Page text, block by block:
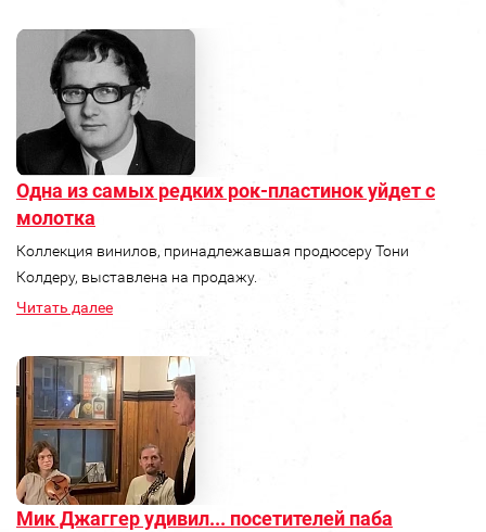
Одна из самых редких рок-пластинок уйдет с
молотка
Коллекция винилов, принадлежавшая продюсеру Тони
Колдеру, выставлена на продажу.
Читать далее
Мик Джаггер удивил... посетителей паба